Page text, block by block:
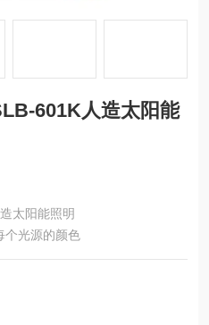
601K人造太阳能
太阳能照明
个光源的颜色